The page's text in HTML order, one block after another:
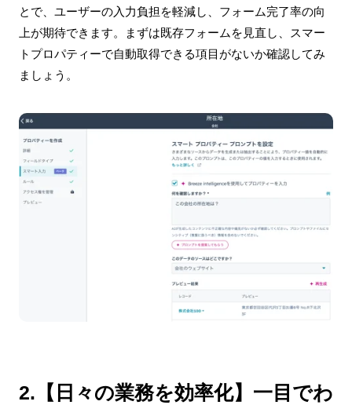
とで、ユーザーの入力負担を軽減し、フォーム完了率の向
上が期待できます。まずは既存フォームを見直し、スマー
トプロパティーで自動取得できる項目がないか確認してみ
ましょう。
2.【日々の業務を効率化】一目でわ